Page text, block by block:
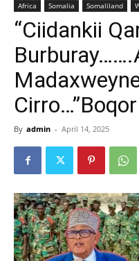
Africa Somalia Somaliland
“Ciidankii
By admin - April 14, 2025